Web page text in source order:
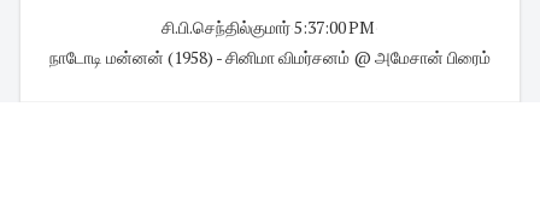
சி.பி.செந்தில்குமார்5:37:00 PM
நாடோடி மன்னன் (1958) - சினிமா விமர்சனம் @ அமேசான் பிரைம்